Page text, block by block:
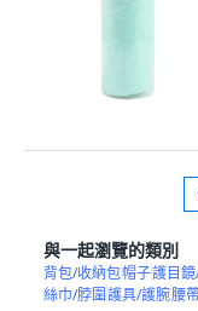
與一起瀏覽的類別
背包/收納包帽子護目
絲巾/脖圍護具/護腕腰